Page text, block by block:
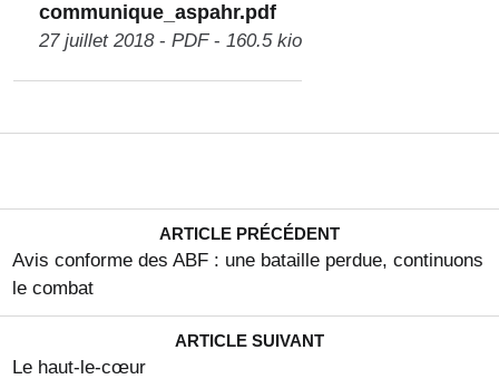
communique_aspahr.pdf
27 juillet 2018 PDF 160.5 kio
ARTICLE PRÉCÉDENT
Avis conforme des ABF : une bataille perdue, continuons
le combat
ARTICLE SUIVANT
Le haut-le-cœur